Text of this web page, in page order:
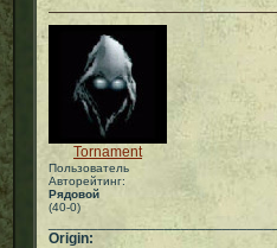
Tornament
Пользователь
Авторейтинг:
Рядовой
(40-0)
Origin: